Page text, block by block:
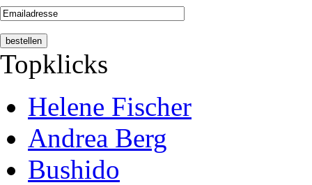
Topklicks
Helene Fischer
Andrea Berg
Bushido